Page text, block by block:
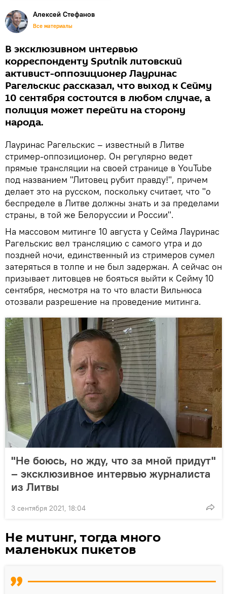
Алексей Стефанов
Все материалы
В эксклюзивном интервью
корреспонденту Sputnik литовский
активист-оппозиционер Лауринас
Рагельскис рассказал, что выход к Сейму
10 сентября состоится в любом случае, а
полиция может перейти на сторону
народа.
Лауринас Рагельскис – известный в Литве
стример-оппозиционер. Он регулярно ведет
прямые трансляции на своей странице в YouTube
под названием "Литовец рубит правду!", причем
делает это на русском, поскольку считает, что "о
беспределе в Литве должны знать и за пределами
страны, в той же Белоруссии и России".
На массовом митинге 10 августа у Сейма Лауринас
Рагельскис вел трансляцию с самого утра и до
поздней ночи, единственный из стримеров сумел
затеряться в толпе и не был задержан. А сейчас он
призывает литовцев не бояться выйти к Сейму 10
сентября, несмотря на то что власти Вильнюса
отозвали разрешение на проведение митинга.
"Не боюсь, но жду, что за мной придут"
– эксклюзивное интервью журналиста
из Литвы
3 сентября 2021, 18:04
Не митинг, тогда много
маленьких пикетов